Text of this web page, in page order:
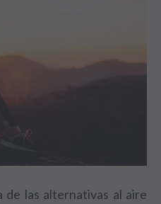
de las alternativas al aire